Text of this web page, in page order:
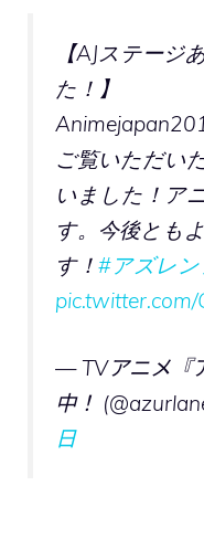
【AJステージ
た！】
ご覧いただい
いました！ア
す。今後とも
す！ #アズレ
— TVアニメ『
中！
日